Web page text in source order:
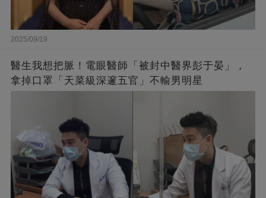
2025/09/19
醫生我想把脈！電眼醫師「被封中醫界彭于晏」，
拿掉口罩「天菜級深邃五官」不輸男明星